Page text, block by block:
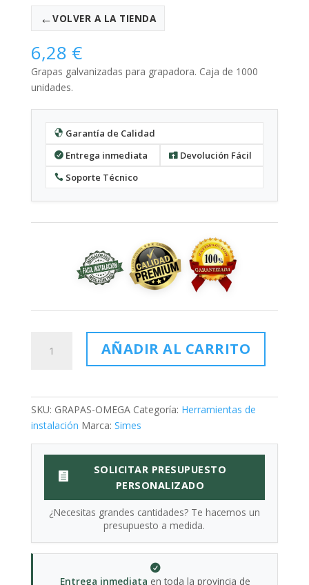
←VOLVER A LA TIENDA
6,28 €
Grapas galvanizadas para grapadora. Caja de 1000
unidades.
Garantía de Calidad
Entrega inmediata
Devolución Fácil
Soporte Técnico
AÑADIR AL CARRITO
SKU: GRAPAS-OMEGA Categoría: Herramientas de
instalación Marca: Simes
SOLICITAR PRESUPUESTO
PERSONALIZADO
¿Necesitas grandes cantidades? Te hacemos un
presupuesto a medida.
Entrega inmediata en toda la provincia de